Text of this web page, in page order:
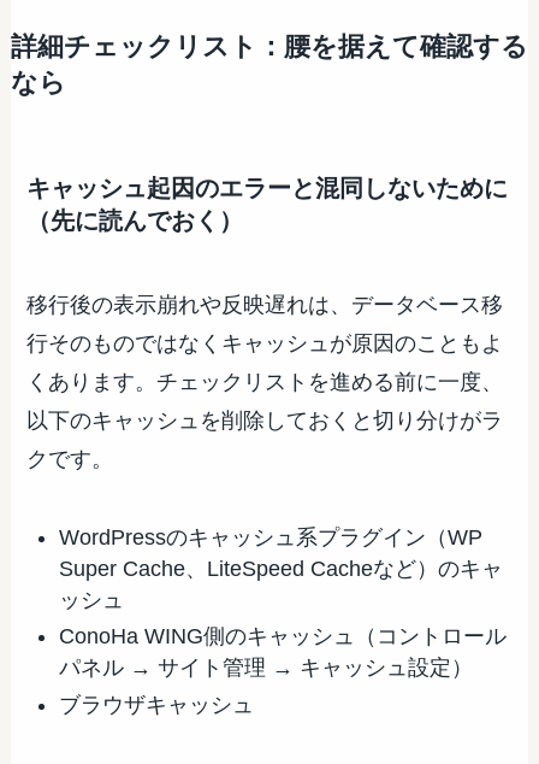
詳細チェックリスト：腰を据えて確認する
なら
キャッシュ起因のエラーと混同しないために
（先に読んでおく）
移行後の表示崩れや反映遅れは、データベース移
行そのものではなくキャッシュが原因のこともよ
くあります。チェックリストを進める前に一度、
以下のキャッシュを削除しておくと切り分けがラ
クです。
WordPressのキャッシュ系プラグイン（WP
Super Cache、LiteSpeed Cacheなど）のキャ
ッシュ
ConoHa WING側のキャッシュ（コントロール
パネル → サイト管理 → キャッシュ設定）
ブラウザキャッシュ